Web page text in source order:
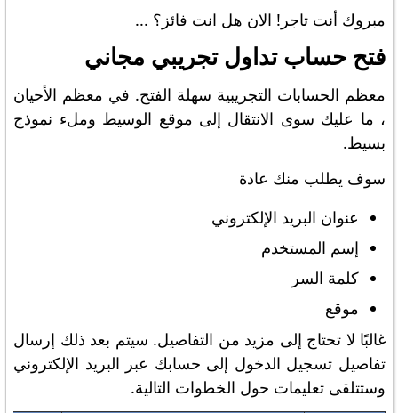
مبروك أنت تاجر! الان هل انت فائز؟ ...
فتح حساب تداول تجريبي مجاني
معظم الحسابات التجريبية سهلة الفتح. في معظم الأحيان
، ما عليك سوى الانتقال إلى موقع الوسيط وملء نموذج
بسيط.
سوف يطلب منك عادة
عنوان البريد الإلكتروني
إسم المستخدم
كلمة السر
موقع
غالبًا لا تحتاج إلى مزيد من التفاصيل. سيتم بعد ذلك إرسال
تفاصيل تسجيل الدخول إلى حسابك عبر البريد الإلكتروني
وستتلقى تعليمات حول الخطوات التالية.